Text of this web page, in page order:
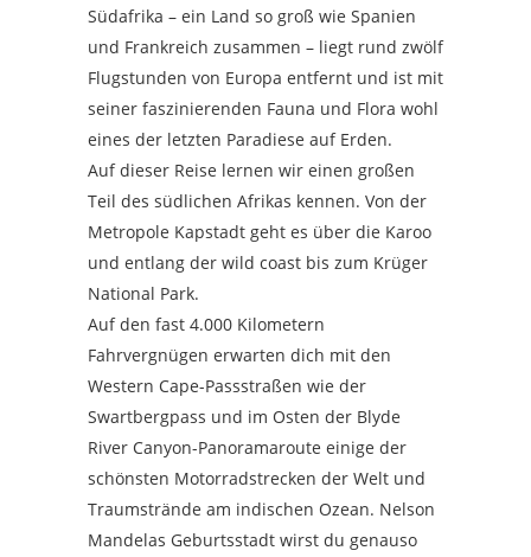
Südafrika – ein Land so groß wie Spanien
und Frankreich zusammen – liegt rund zwölf
Flugstunden von Europa entfernt und ist mit
seiner faszinierenden Fauna und Flora wohl
eines der letzten Paradiese auf Erden.
Auf dieser Reise lernen wir einen großen
Teil des südlichen Afrikas kennen. Von der
Metropole Kapstadt geht es über die Karoo
und entlang der wild coast bis zum Krüger
National Park.
Auf den fast 4.000 Kilometern
Fahrvergnügen erwarten dich mit den
Western Cape-Passstraßen wie der
Swartbergpass und im Osten der Blyde
River Canyon-Panoramaroute einige der
schönsten Motorradstrecken der Welt und
Traumstrände am indischen Ozean. Nelson
Mandelas Geburtsstadt wirst du genauso